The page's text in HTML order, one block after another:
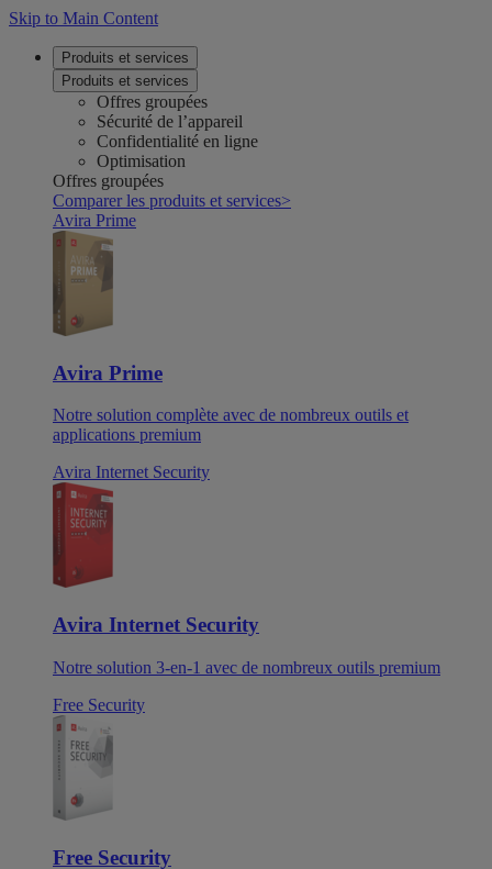
Skip to Main Content
Produits et services
Produits et services
Offres groupées
Sécurité de l’appareil
Confidentialité en ligne
Optimisation
Offres groupées
Comparer les produits et services>
Avira Prime
Avira Prime
Notre solution complète avec de nombreux outils et
applications premium
Avira Internet Security
Avira Internet Security
Notre solution 3-en-1 avec de nombreux outils premium
Free Security
Free Security